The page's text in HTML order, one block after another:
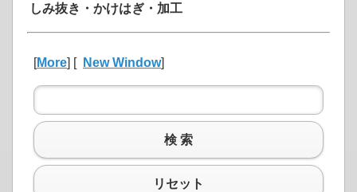
しみ抜き・かけはぎ・加工
[More] [ New Window]
検 索
リセット